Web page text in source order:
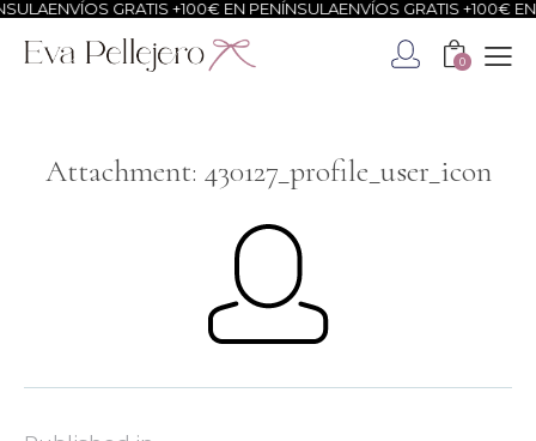
ENVÍOS GRATIS +100€ EN PENÍNSULAENVÍOS GRATIS +100€ EN
0
Attachment: 430127_profile_user_icon